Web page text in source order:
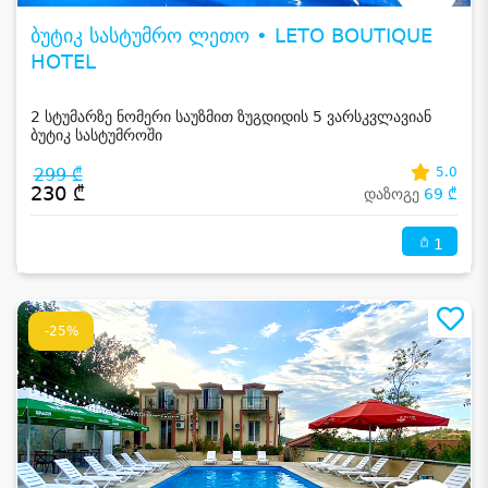
ბუტიკ სასტუმრო ლეთო • LETO BOUTIQUE
HOTEL
2 სტუმარზე ნომერი საუზმით ზუგდიდის 5 ვარსკვლავიან
ბუტიკ სასტუმროში
299 ₾
230 ₾
5.0
დაზოგე 69 ₾
1
-25%